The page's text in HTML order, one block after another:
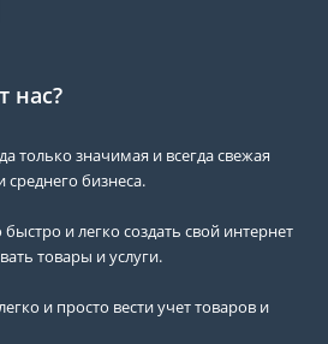
нас?
только значимая и всегда свежая
бизнеса.
и легко создать свой интернет
товары и услуги.
и просто вести учет товаров и